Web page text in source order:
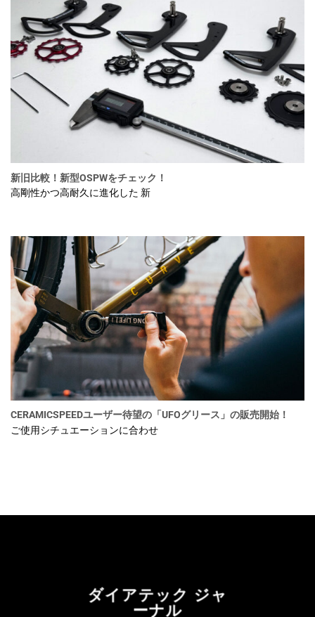
新旧比較！新型OSPWをチェック！
高剛性かつ高耐久に進化した 新
CERAMICSPEEDユーザー待望の「UFOグリース」の販売開始！
ご使用シチュエーションに合わせ
ダイアテック ジャ
ーナル